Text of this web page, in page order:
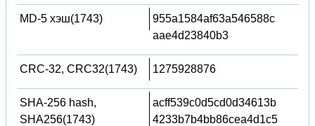
MD-5 хэш(1743)
955a1584af63a546588c
aae4d23840b3
CRC-32, CRC32(1743) 1275928876
SHA-256 hash,
SHA256(1743)
acff539c0d5cd0d34613b
4233b7b4bb86cea4d1c5